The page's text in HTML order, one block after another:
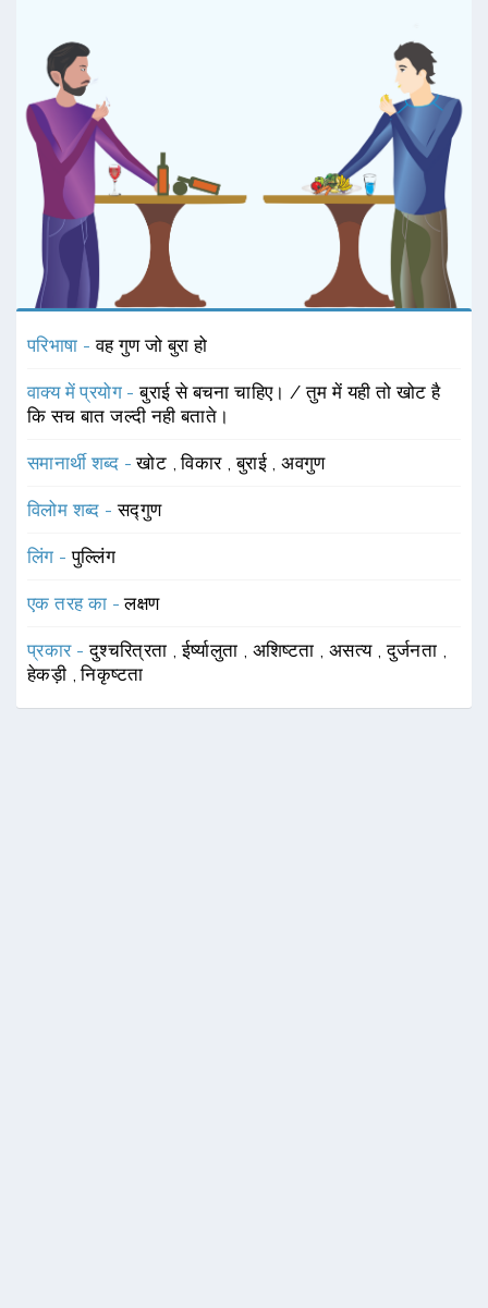
परिभाषा -वह गुण जो बुरा हो
वाक्य में प्रयोग -बुराई से बचना चाहिए। / तुम में यही तो खोट है
कि सच बात जल्दी नही बताते।
समानार्थी शब्द -खोट ,विकार ,बुराई ,अवगुण
विलोम शब्द -सद्गुण
लिंग -पुल्लिंग
एक तरह का -लक्षण
प्रकार -दुश्चरित्रता ,ईर्ष्यालुता अशिष्टता असत्य ,दुर्जनता
हेकड़ी ,निकृष्टता